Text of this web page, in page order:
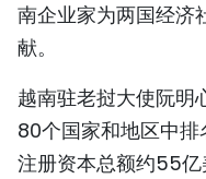
视
人
南企业家为两国经济
献。
越南驻老挝大使阮明
80个国家和地区中
注册资本总额约55